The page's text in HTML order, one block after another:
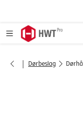
| Dørbeslag